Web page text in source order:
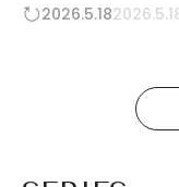
2026.5.18